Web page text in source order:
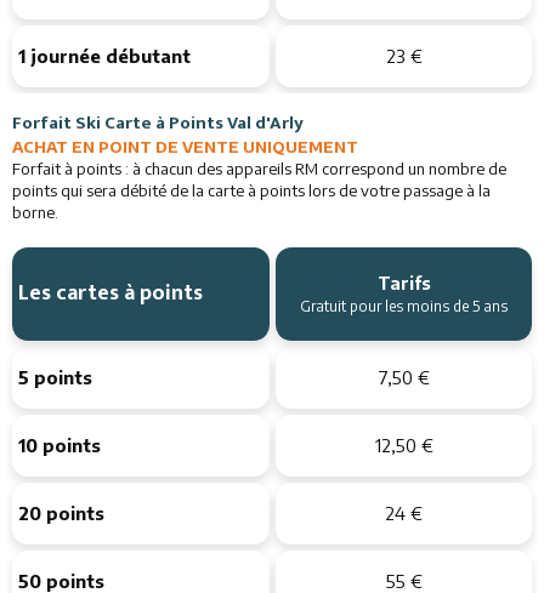
1 journée débutant 23 €
Forfait Ski Carte à Points Val d'Arly
ACHAT EN POINT DE VENTE UNIQUEMENT
Forfait à points : à chacun des appareils RM correspond un nombre de
points qui sera débité de la carte à points lors de votre passage à la
borne.
Les cartes à points Tarifs
Gratuit pour les moins de 5 ans
5 points 7,50 €
10 points 12,50 €
20 points 24 €
50 points 55 €